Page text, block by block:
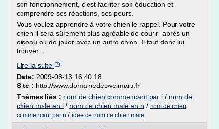
son fonctionnement, c'est faciliter son éducation et
comprendre ses réactions, ses peurs.
Vous voulez apprendre à votre chien le rappel. Pour votre
chien il sera sûrement plus agréable de courir après un
oiseau ou de jouer avec un autre chien. Il faut donc lui
trouver...
Lire la suite
Date: 2009-08-13 16:40:18
Site : http://www.domainedesweimars.fr
Thèmes liés : nom de chien commencant par l / nom de
chien male en l / nom de chien male en n / nom de chien
commencant par n / idee de nom de chien male